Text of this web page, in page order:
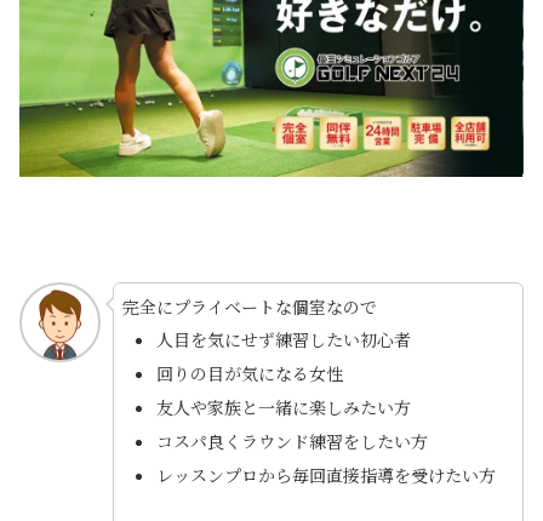
完全にプライベートな個室なので
人目を気にせず練習したい初心者
回りの目が気になる女性
友人や家族と一緒に楽しみたい方
コスパ良くラウンド練習をしたい方
レッスンプロから毎回直接指導を受けたい方